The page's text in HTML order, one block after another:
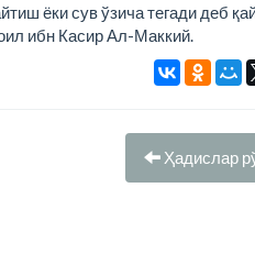
ёки сув ўзича тегади деб
ибн Касир Ал-Маккий.
Ҳадислар